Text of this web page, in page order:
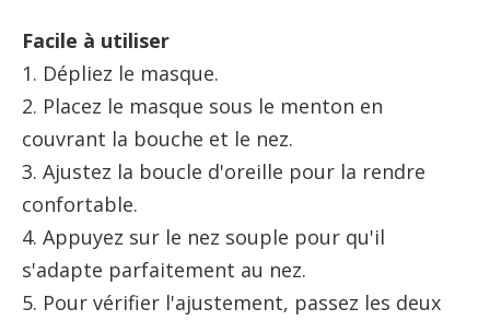
Facile à utiliser
1. Dépliez le masque.
2. Placez le masque sous le menton en
couvrant la bouche et le nez.
3. Ajustez la boucle d'oreille pour la rendre
confortable.
4. Appuyez sur le nez souple pour qu'il
s'adapte parfaitement au nez.
5. Pour vérifier l'ajustement, passez les deux